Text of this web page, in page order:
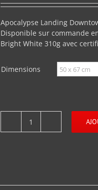
Apocalypse Landing
Disponible sur commande
Bright White 310g avec
Dimensions
quantité